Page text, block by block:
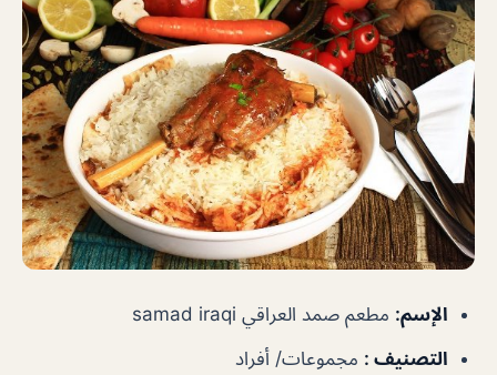
الإسم: مطعم صمد العراقي samad iraqi
التصنيف : مجموعات/ أفراد